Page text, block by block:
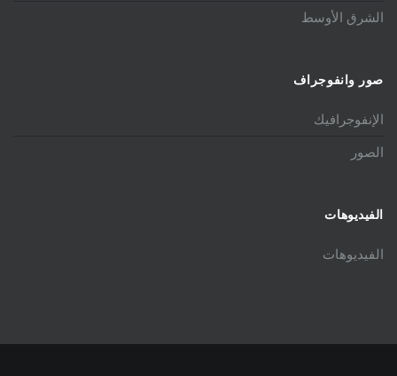
الشرق الأوسط
صور وانفوجراف
الإنفوجرافيك
الصور
الفيديوهات
الفيديوهات